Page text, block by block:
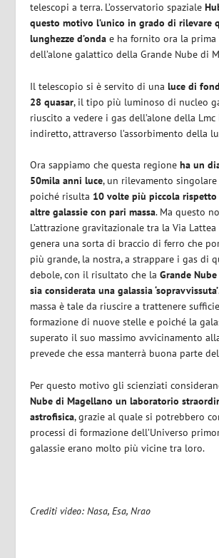
telescopi a terra. L’osservatorio spaziale
questo motivo l’unico in grado di rilevare
lunghezze d’onda e ha fornito ora la prima
dell’alone galattico della Grande Nube di
Il telescopio si è servito di unaluce di
28 quasar, il tipo più luminoso di nucleo
riuscito a vedere i gas dell’alone della
indiretto, attraverso l’assorbimento della
Ora sappiamo che questa regioneha un
50mila anni luce, un rilevamento singolare
poiché risulta 10 volte più piccola
altre galassie con pari massa. Ma questo
L’attrazione gravitazionale tra la Via
genera una sorta di braccio di ferro che
più grande, la nostra, a strappare i gas di
debole, con il risultato che laGrande
sia considerata una galassia ‘sopravvissuta’
massa è tale da riuscire a trattenere
formazione di nuove stelle e poiché la
superato il suo massimo avvicinamento
prevede che essa manterrà buona parte
Per questo motivo gli scienziati
Nube di Magellano un laboratorio
astrofisica, grazie al quale si potrebbero
processi di formazione dell’Universo
galassie erano molto più vicine tra loro.
Crediti video: Nasa, Esa, Nrao